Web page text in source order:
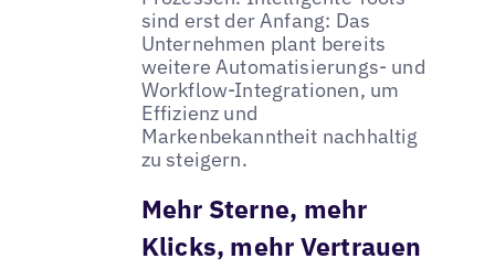
sind erst der Anfang: Das
Unternehmen plant bereits
weitere Automatisierungs- und
Workflow-Integrationen, um
Effizienz und
Markenbekanntheit nachhaltig
zu steigern.
Mehr Sterne, mehr
Klicks, mehr Vertrauen